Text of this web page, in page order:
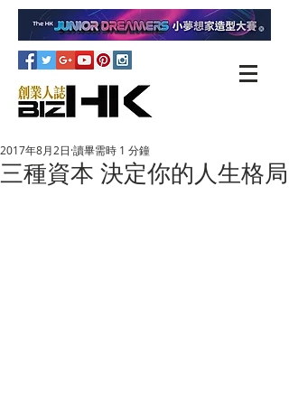
三種資本 決定你的人生格局
2017年8月2日 讀畢需時 1 分鐘